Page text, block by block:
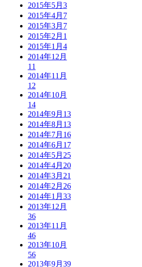
2015年5月 3
2015年4月 7
2015年3月 7
2015年2月 1
2015年1月 4
2014年12月
11
2014年11月
12
2014年10月
14
2014年9月 13
2014年8月 13
2014年7月 16
2014年6月 17
2014年5月 25
2014年4月 20
2014年3月 21
2014年2月 26
2014年1月 33
2013年12月
36
2013年11月
46
2013年10月
56
2013年9月 39